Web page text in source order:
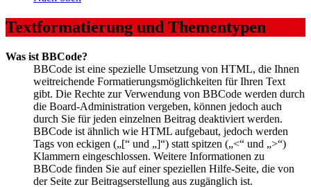
Textformatierung und Thementypen
Was ist BBCode?
BBCode ist eine spezielle Umsetzung von HTML, die Ihnen
weitreichende Formatierungsmöglichkeiten für Ihren Text
gibt. Die Rechte zur Verwendung von BBCode werden durch
die Board-Administration vergeben, können jedoch auch
durch Sie für jeden einzelnen Beitrag deaktiviert werden.
BBCode ist ähnlich wie HTML aufgebaut, jedoch werden
Tags von eckigen („[“ und „]“) statt spitzen („<“ und „>“)
Klammern eingeschlossen. Weitere Informationen zu
BBCode finden Sie auf einer speziellen Hilfe-Seite, die von
der Seite zur Beitragserstellung aus zugänglich ist.